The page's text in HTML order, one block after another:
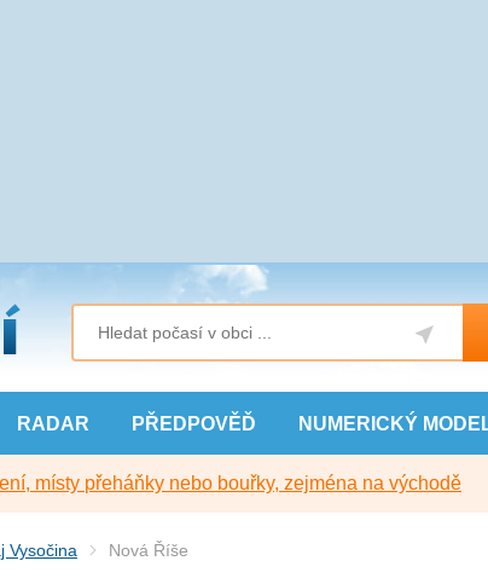
RADAR PŘEDPOVĚĎ NUMERICKÝ
místy přeháňky nebo bouřky, zejména na východě
Vysočina Nová Říše